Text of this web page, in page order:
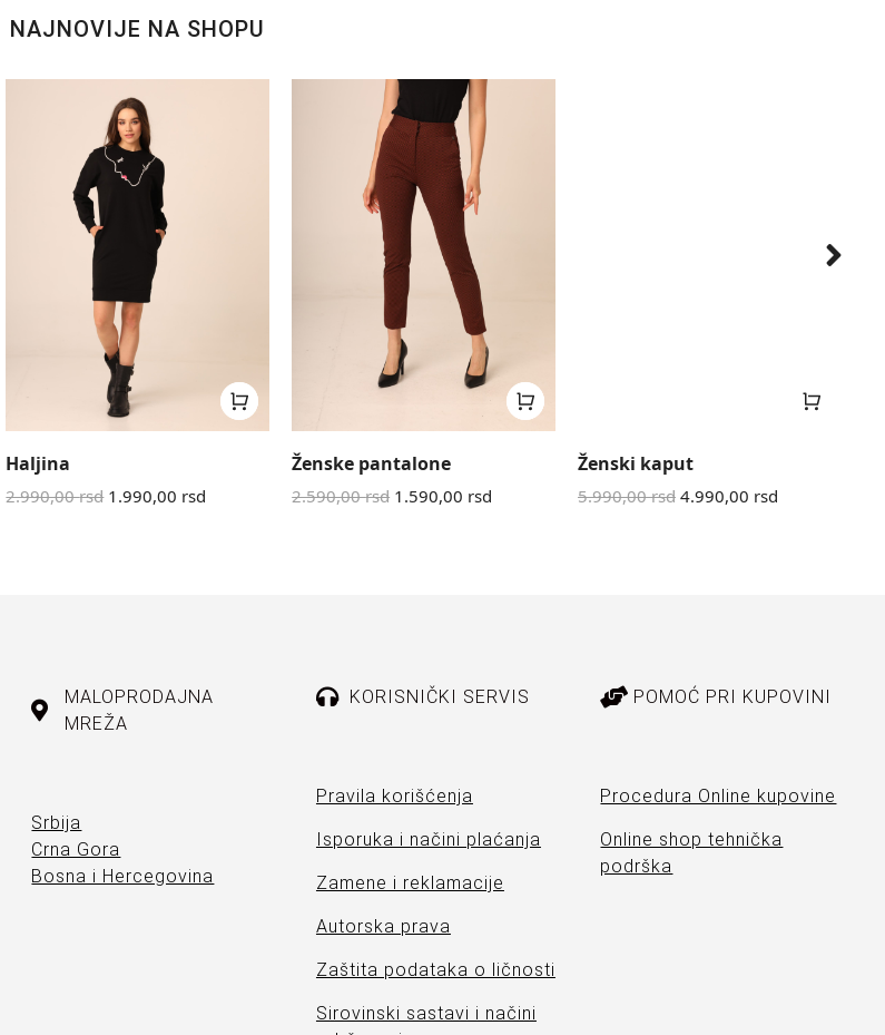
NAJNOVIJE NA SHOPU
Haljina
2.990,00rsd 1.990,00 rsd
Ženske pantalone
2.590,00rsd 1.590,00 rsd
Ženski kaput
5.990,00rsd 4.990,00 rsd
MALOPRODAJNA
MREŽA
Srbija
Crna Gora
Bosna i Hercegovina
KORISNIČKI SERVIS
Pravila korišćenja
Isporuka i načini plaćanja
Zamene i reklamacije
Autorska prava
Zaštita podataka o ličnosti
Sirovinski sastavi i načini
POMOĆ PRI KUPOVINI
Procedura Online kupovine
Online shop tehnička
podrška